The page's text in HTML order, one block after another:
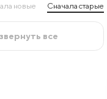
новые Сначала старые
все